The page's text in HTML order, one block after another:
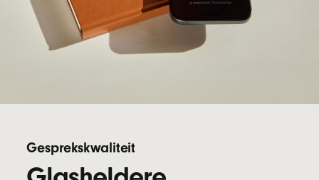
Gesprekskwaliteit